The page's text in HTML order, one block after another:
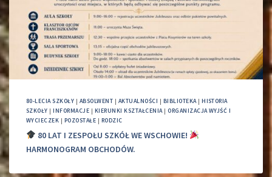
80-LECIA SZKOŁY | ABSOLWENT | AKTUALNOŚCI | BIBLIOTEKA|HISTORIA
SZKOŁY |INFORMACJE | KIERUNKI KSZTAŁCENIA|ORGANIZACJA WYJŚĆ I
WYCIECZEK | POZOSTAŁE | RODZIC
80 LAT I ZESPOŁU SZKÓŁ WE WSCHOWIE!
HARMONOGRAM OBCHODÓW.